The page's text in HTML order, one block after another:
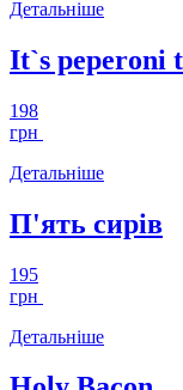
Детальніше
It`s peperoni
198
грн
Детальніше
П'ять сирів
195
грн
Детальніше